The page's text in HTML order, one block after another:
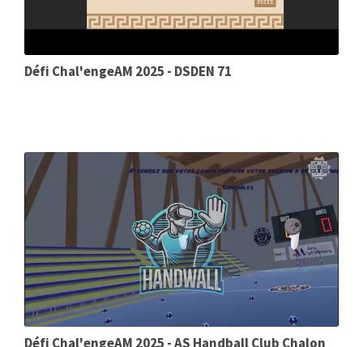
Défi Chal'engeAM 2025 - DSDEN 71
Défi Chal'engeAM 2025 - AS Handball Club Chalon